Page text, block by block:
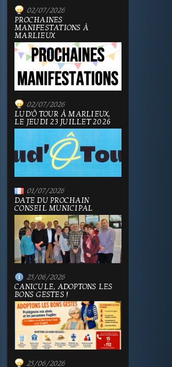
02/07/2026
PROCHAINES
MANIFESTATIONS À
MARLIEUX
02/07/2026
LUD'Ô TOUR À MARLIEUX,
LE JEUDI 23 JUILLET 2026
01/07/2026
DATE DU PROCHAIN
CONSEIL MUNICIPAL
25/06/2026
CANICULE, ADOPTONS LES
BONS GESTES !
25/06/2026